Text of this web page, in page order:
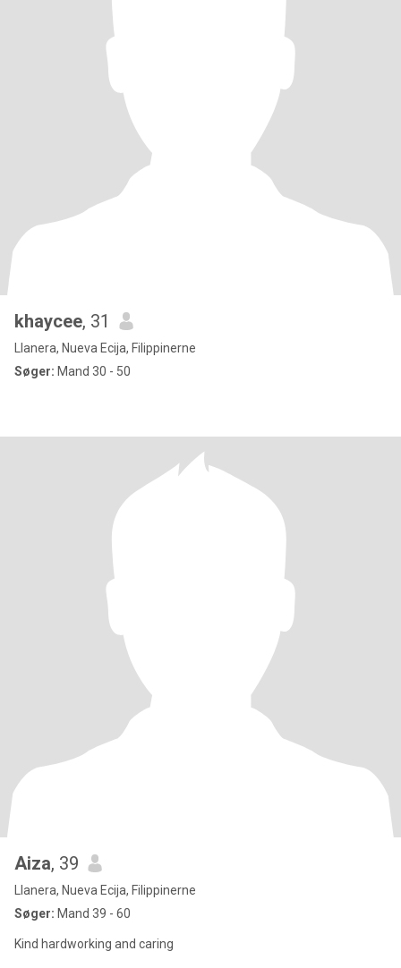
khaycee, 31
Llanera, Nueva Ecija, Filippinerne
Søger: Mand 30 - 50
Aiza, 39
Llanera, Nueva Ecija, Filippinerne
Søger: Mand 39 - 60
Kind hardworking and caring